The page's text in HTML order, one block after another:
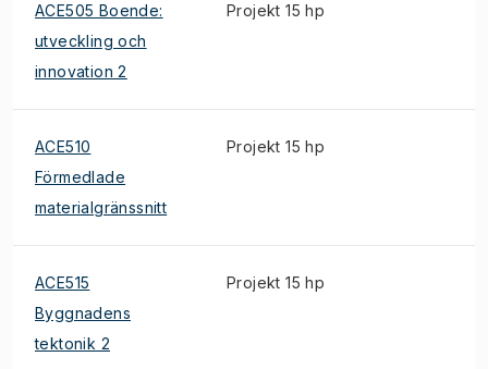
ACE505 Boende:
utveckling och
innovation 2
Projekt 15 hp
ACE510
Förmedlade
materialgränssnitt
Projekt 15 hp
ACE515
Byggnadens
tektonik 2
Projekt 15 hp